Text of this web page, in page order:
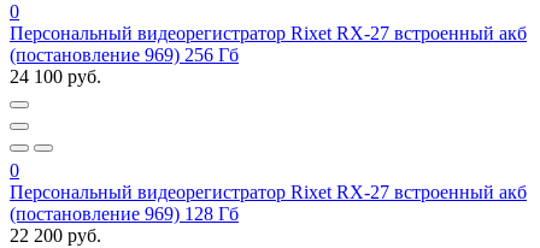
0
Персональный видеорегистратор Rixet RX-27 встроенный акб
(постановление 969) 256 Гб
24 100 руб.
0
Персональный видеорегистратор Rixet RX-27 встроенный акб
(постановление 969) 128 Гб
22 200 руб.